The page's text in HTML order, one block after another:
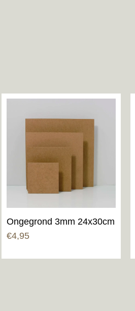
Ongegrond 3mm 24x30cm
€4,95